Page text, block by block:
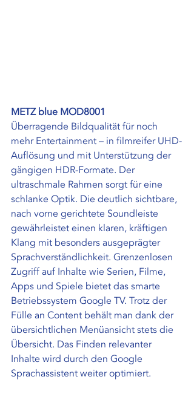
METZ blue MOD8001
Überragende Bildqualität für noch
mehr Entertainment – in filmreifer UHD-
Auflösung und mit Unterstützung der
gängigen HDR-Formate. Der
ultraschmale Rahmen sorgt für eine
schlanke Optik. Die deutlich sichtbare,
nach vorne gerichtete Soundleiste
gewährleistet einen klaren, kräftigen
Klang mit besonders ausgeprägter
Sprachverständlichkeit. Grenzenlosen
Zugriff auf Inhalte wie Serien, Filme,
Apps und Spiele bietet das smarte
Betriebssystem Google TV. Trotz der
Fülle an Content behält man dank der
übersichtlichen Menüansicht stets die
Übersicht. Das Finden relevanter
Inhalte wird durch den Google
Sprachassistent weiter optimiert.